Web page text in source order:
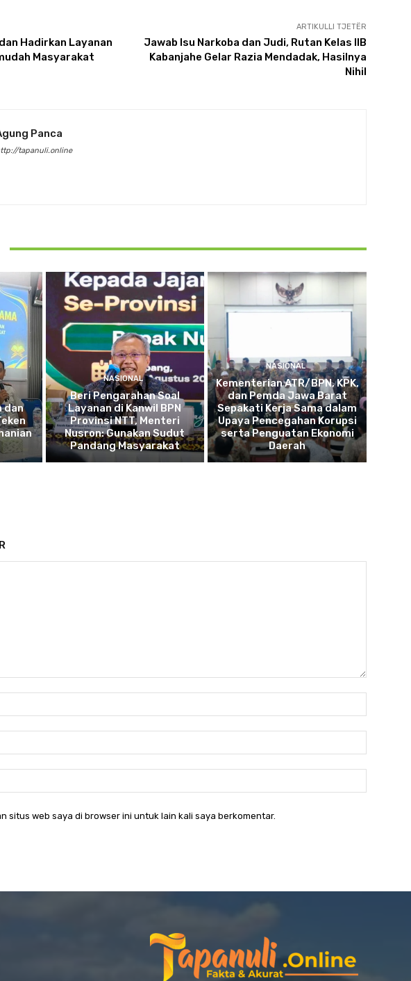
Hadirkan Layanan
Masyarakat
ARTIKULLI TJETËR
Jawab Isu Narkoba dan Judi, Rutan Kelas IIB
Kabanjahe Gelar Razia Mendadak, Hasilnya
Nihil
Panca
tapanuli.online
dan
NASIONAL
Beri Pengarahan Soal
Layanan di Kanwil BPN
Provinsi NTT, Menteri
Nusron: Gunakan Sudut
Pandang Masyarakat
NASIONAL
Kementerian ATR/BPN, KPK,
dan Pemda Jawa Barat
Sepakati Kerja Sama dalam
Upaya Pencegahan Korupsi
serta Penguatan Ekonomi
Daerah
situs web saya di browser ini untuk lain kali saya berkomentar.